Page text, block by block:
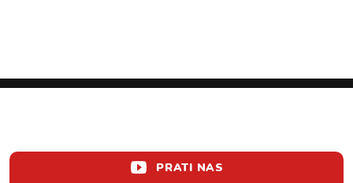
PRATI NAS